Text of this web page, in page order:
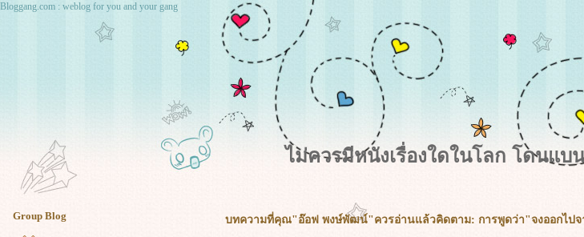
Bloggang.com : weblog for you and your gang
ไม่ควรมีหนังเรื่องใดในโลก โดนแบ
Group Blog บทความที่คุณ"อ๊อฟ พงษ์พัฒน์"ควรอ่านแล้วคิดตาม: การพูดว่า"จงออกไป